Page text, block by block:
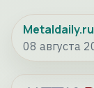
Metaldaily.ru
08 августа